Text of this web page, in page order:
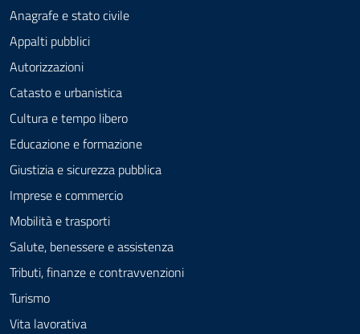
Anagrafe e stato civile
Appalti pubblici
Autorizzazioni
Catasto e urbanistica
Cultura e tempo libero
Educazione e formazione
Giustizia e sicurezza pubblica
Imprese e commercio
Mobilità e trasporti
Salute, benessere e assistenza
Tributi, finanze e contravvenzioni
Turismo
Vita lavorativa